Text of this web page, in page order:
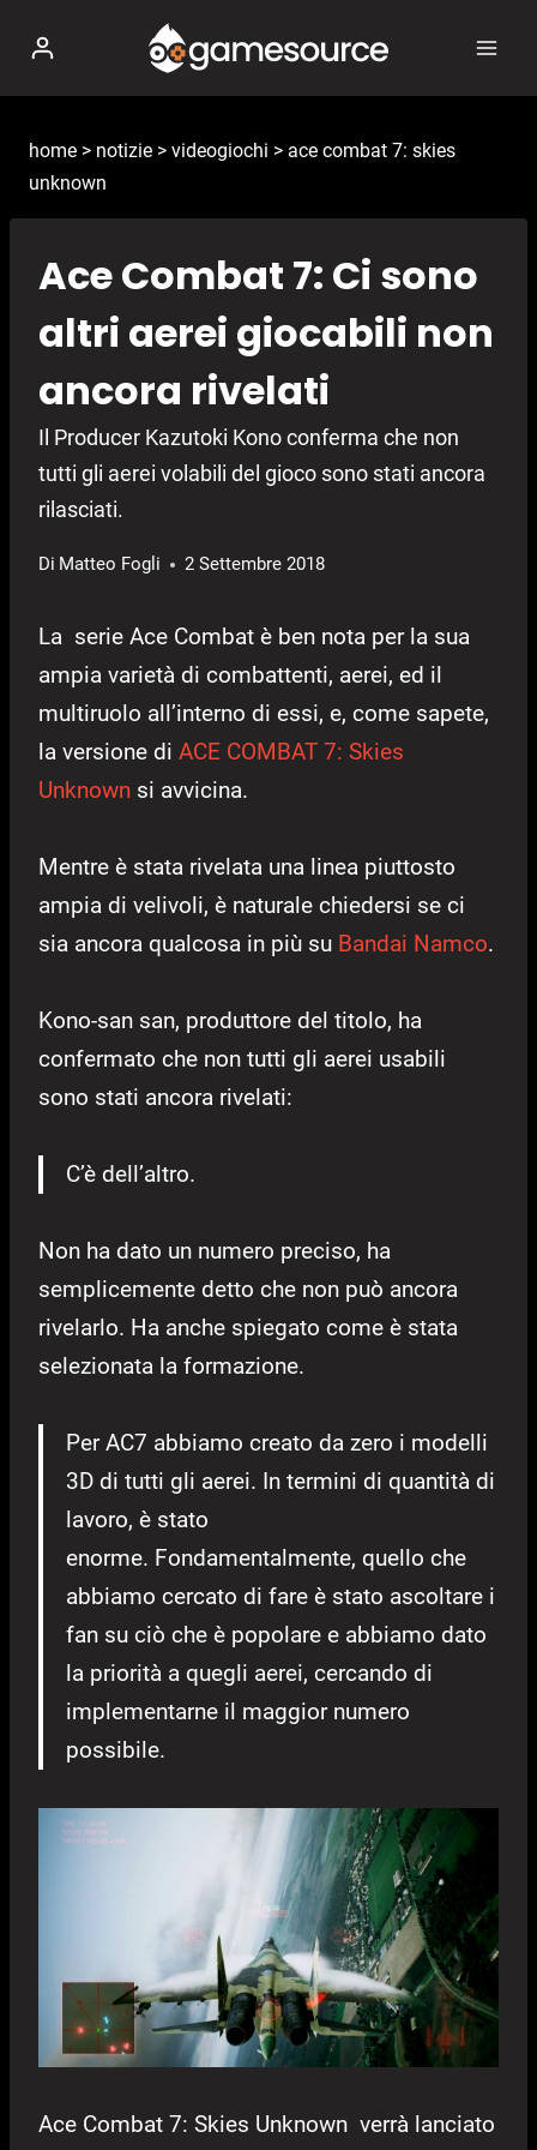
contenuto
home > notizie > videogiochi > ace combat 7: skies
unknown
Ace Combat 7: Ci sono
altri aerei giocabili non
ancora rivelati
Il Producer Kazutoki Kono conferma che non
tutti gli aerei volabili del gioco sono stati ancora
rilasciati.
Di Matteo Fogli 2 Settembre 2018
La serie Ace Combat è ben nota per la sua
ampia varietà di combattenti, aerei, ed il
multiruolo all’interno di essi, e, come sapete,
la versione di ACE COMBAT 7: Skies
Unknown si avvicina.
Mentre è stata rivelata una linea piuttosto
ampia di velivoli, è naturale chiedersi se ci
sia ancora qualcosa in più su Bandai Namco.
Kono-san san, produttore del titolo, ha
confermato che non tutti gli aerei usabili
sono stati ancora rivelati:
C’è dell’altro.
Non ha dato un numero preciso, ha
semplicemente detto che non può ancora
rivelarlo. Ha anche spiegato come è stata
selezionata la formazione.
Per AC7 abbiamo creato da zero i modelli
3D di tutti gli aerei. In termini di quantità di
lavoro, è stato
enorme. Fondamentalmente, quello che
abbiamo cercato di fare è stato ascoltare i
fan su ciò che è popolare e abbiamo dato
la priorità a quegli aerei, cercando di
implementarne il maggior numero
possibile.
Ace Combat 7: Skies Unknown verrà lanciato